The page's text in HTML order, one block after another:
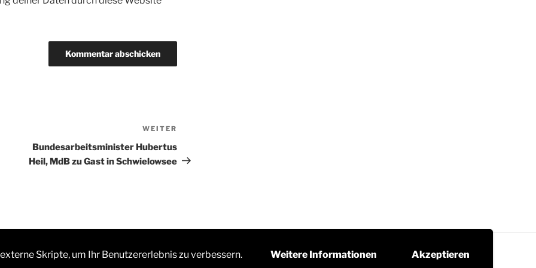
Skripte, um Ihr Benutzererlebnis zu verbessern. Weitere Informationen Akzeptieren
Beitrag
WEITER
Bundesarbeitsminister Hubertus
Heil, MdB zu Gast in Schwielowsee
von WordPress